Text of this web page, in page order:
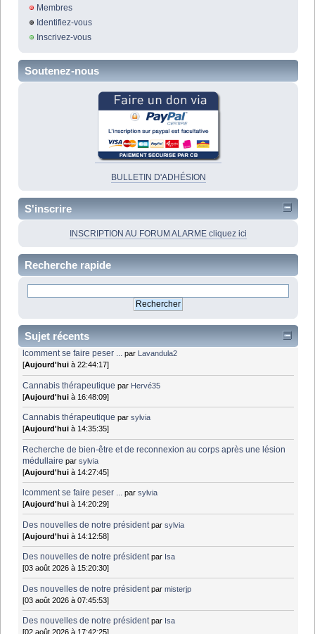
Membres
Identifiez-vous
Inscrivez-vous
Soutenez-nous
BULLETIN D'ADHÉSION
S'inscrire
INSCRIPTION AU FORUM ALARME cliquez ici
Recherche rapide
Sujet récents
lcomment se faire peser ... par
Lavandula2
[Aujourd'hui à 22:44:17]
Cannabis thérapeutique par Hervé35
[Aujourd'hui à 16:48:09]
Cannabis thérapeutique parsylvia
[Aujourd'hui à 14:35:35]
Recherche de bien-être et de reconnexion au corps après une lésion
médullaire parsylvia
[Aujourd'hui à 14:27:45]
lcomment se faire peser ... parsylvia
[Aujourd'hui à 14:20:29]
Des nouvelles de notre président parsylvia
[Aujourd'hui à 14:12:58]
Des nouvelles de notre président par Isa
[03 août 2026 à 15:20:30]
Des nouvelles de notre président parmisterjp
[03 août 2026 à 07:45:53]
Des nouvelles de notre président par Isa
[02 août 2026 à 17:42:25]